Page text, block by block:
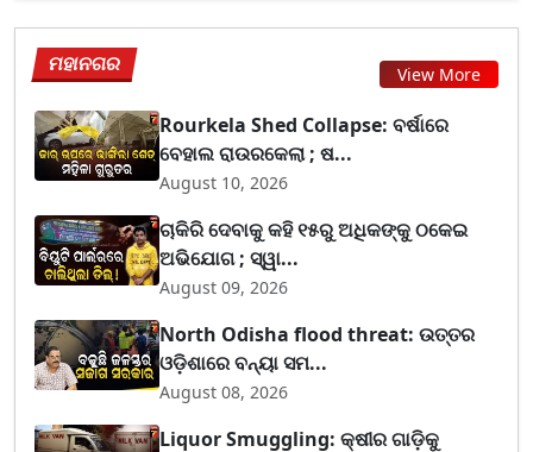
ମହାନଗର View More
Rourkela Shed Collapse: ବର୍ଷାରେ
ବେହାଲ ରାଉରକେଲା ; ଷ...
August 10, 2026
ଚାକିରି ଦେବାକୁ କହି ୧୫ରୁ ଅଧିକଙ୍କୁ ଠକେଇ
ଅଭିଯୋଗ ; ସ୍ୱା...
August 09, 2026
North Odisha flood threat: ଉତ୍ତର
ଓଡ଼ିଶାରେ ବନ୍ୟା ସମ...
August 08, 2026
Liquor Smuggling: କ୍ଷୀର ଗାଡ଼ିକୁ